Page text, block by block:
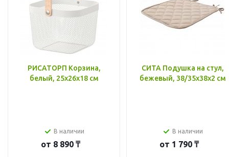
РИСАТОРП Корзина,
белый, 25x26x18 см
В наличии
от 8 890 ₸
СИТА Подушка на стул,
бежевый, 38/35x38x2 см
В наличии
от 1 790 ₸